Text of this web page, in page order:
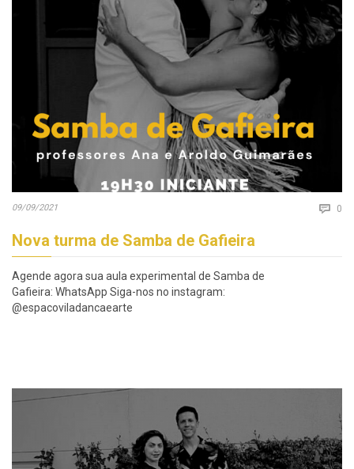
09/09/2021  0
Nova turma de Samba de Gafieira
Agende agora sua aula experimental de Samba de
Gafieira: WhatsApp Siga-nos no instagram:
@espacoviladancaearte